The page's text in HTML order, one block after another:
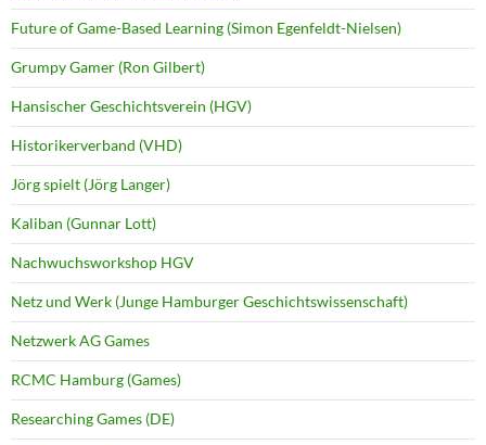
Future of Game-Based Learning (Simon Egenfeldt-Nielsen)
Grumpy Gamer (Ron Gilbert)
Hansischer Geschichtsverein (HGV)
Historikerverband (VHD)
Jörg spielt (Jörg Langer)
Kaliban (Gunnar Lott)
Nachwuchsworkshop HGV
Netz und Werk (Junge Hamburger Geschichtswissenschaft)
Netzwerk AG Games
RCMC Hamburg (Games)
Researching Games (DE)